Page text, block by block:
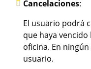
Cancelaciones:
El usuario podrá
que haya
oficina. En
usuario.